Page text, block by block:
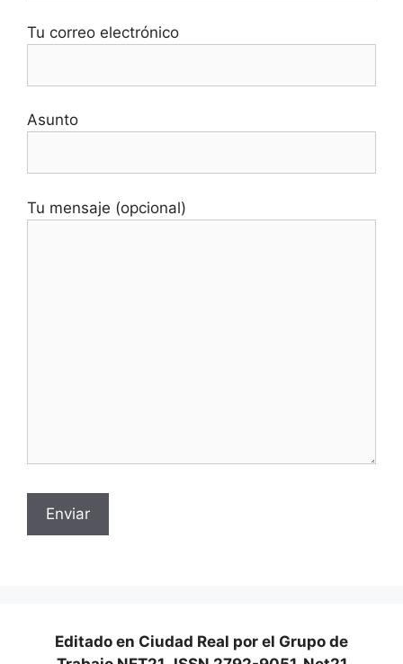
Tu correo electrónico
Asunto
Tu mensaje (opcional)
Editado en Ciudad Real por el Grupo de